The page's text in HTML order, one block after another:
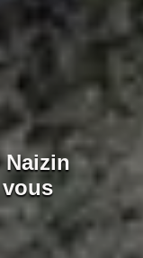
Naizin